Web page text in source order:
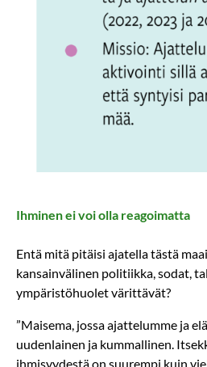
Ihminen ei voi olla reagoimatta
Entä mitä pitäisi ajatella tästä
kansainvälinen politiikka, sodat,
ympäristöhuolet värittävät?
”Maisema, jossa ajattelumme ja
uudenlainen ja kummallinen.
ihmisyydestä on suurempi kuin